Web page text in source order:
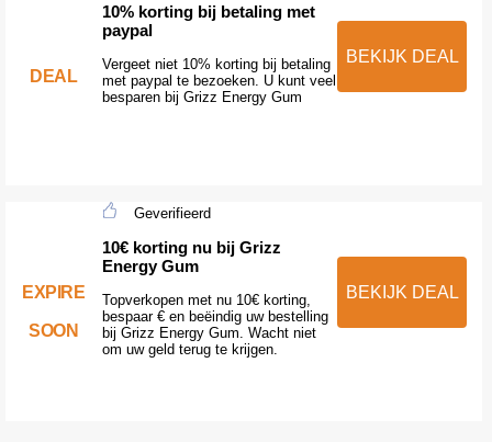
DEAL
10% korting bij betaling met
paypal
Vergeet niet 10% korting bij betaling
met paypal te bezoeken. U kunt veel
besparen bij Grizz Energy Gum
BEKIJK DEAL
EXPIRE
SOON
Geverifieerd
10€ korting nu bij Grizz
Energy Gum
Topverkopen met nu 10€ korting,
bespaar € en beëindig uw bestelling
bij Grizz Energy Gum. Wacht niet
om uw geld terug te krijgen.
BEKIJK DEAL